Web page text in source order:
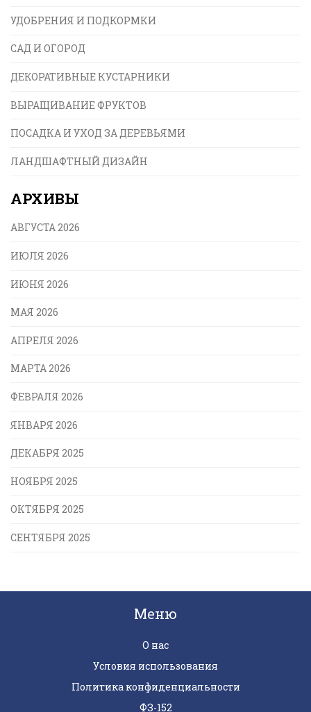
УДОБРЕНИЯ И ПОДКОРМКИ
САД И ОГОРОД
ДЕКОРАТИВНЫЕ КУСТАРНИКИ
ВЫРАЩИВАНИЕ ФРУКТОВ
ПОСАДКА И УХОД ЗА ДЕРЕВЬЯМИ
ЛАНДШАФТНЫЙ ДИЗАЙН
АРХИВЫ
АВГУСТА 2026
ИЮЛЯ 2026
ИЮНЯ 2026
МАЯ 2026
АПРЕЛЯ 2026
МАРТА 2026
ФЕВРАЛЯ 2026
ЯНВАРЯ 2026
ДЕКАБРЯ 2025
НОЯБРЯ 2025
ОКТЯБРЯ 2025
СЕНТЯБРЯ 2025
Меню
О нас
Условия использования
Политика конфиденциальности
ФЗ-152